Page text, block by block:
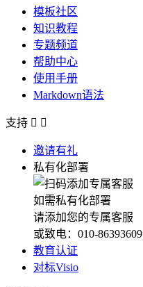
模板社区
知识教程
专题频道
帮助中心
使用手册
Markdown语法
支持  
邀请有礼
私有化部署
如需私有化部署
请添加您的专属客服
或致电：010-86393609
教育认证
对标Visio